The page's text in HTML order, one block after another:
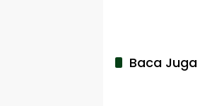
Baca Juga